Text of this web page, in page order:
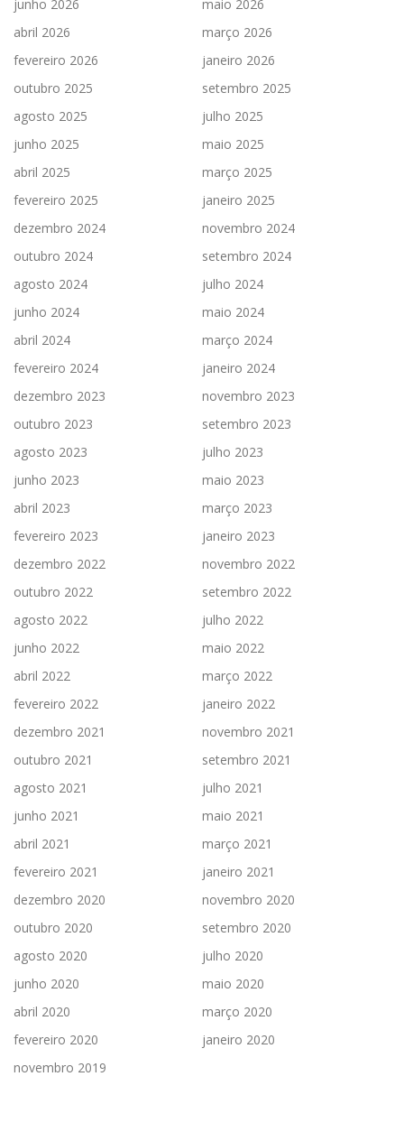
junho 2026
maio 2026
abril 2026
março 2026
fevereiro 2026
janeiro 2026
outubro 2025
setembro 2025
agosto 2025
julho 2025
junho 2025
maio 2025
abril 2025
março 2025
fevereiro 2025
janeiro 2025
dezembro 2024
novembro 2024
outubro 2024
setembro 2024
agosto 2024
julho 2024
junho 2024
maio 2024
abril 2024
março 2024
fevereiro 2024
janeiro 2024
dezembro 2023
novembro 2023
outubro 2023
setembro 2023
agosto 2023
julho 2023
junho 2023
maio 2023
abril 2023
março 2023
fevereiro 2023
janeiro 2023
dezembro 2022
novembro 2022
outubro 2022
setembro 2022
agosto 2022
julho 2022
junho 2022
maio 2022
abril 2022
março 2022
fevereiro 2022
janeiro 2022
dezembro 2021
novembro 2021
outubro 2021
setembro 2021
agosto 2021
julho 2021
junho 2021
maio 2021
abril 2021
março 2021
fevereiro 2021
janeiro 2021
dezembro 2020
novembro 2020
outubro 2020
setembro 2020
agosto 2020
julho 2020
junho 2020
maio 2020
abril 2020
março 2020
fevereiro 2020
janeiro 2020
novembro 2019